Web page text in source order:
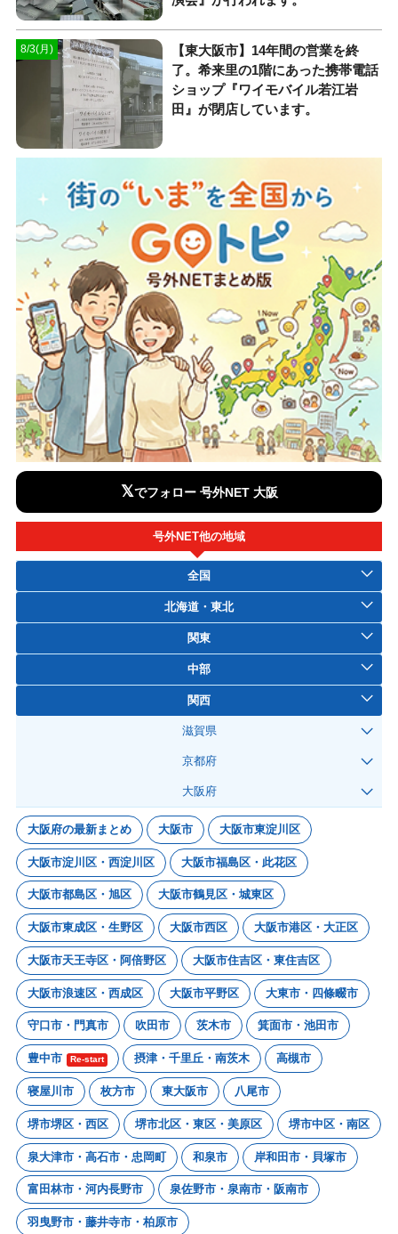
8/3(月)
【東大阪市】14年間の営業を終
了。希来里の1階にあった携帯電話
ショップ『ワイモバイル若江岩
田』が閉店しています。
𝕏でフォロー 号外NET 大阪
号外NET他の地域
全国
北海道・東北
関東
中部
関西
滋賀県
京都府
大阪府
大阪府の最新まとめ 大阪市 大阪市東淀川区
大阪市淀川区・西淀川区 大阪市福島区・此花区
大阪市都島区・旭区 大阪市鶴見区・城東区
大阪市東成区・生野区 大阪市西区 大阪市港区・大正区
大阪市天王寺区・阿倍野区 大阪市住吉区・東住吉区
大阪市浪速区・西成区 大阪市平野区 大東市・四條畷市
守口市・門真市 吹田市 茨木市 箕面市・池田市
豊中市 Re-start 摂津・千里丘・南茨木 高槻市
寝屋川市 枚方市 東大阪市 八尾市
堺市堺区・西区 堺市北区・東区・美原区 堺市中区・南区
泉大津市・高石市・忠岡町 和泉市 岸和田市・貝塚市
富田林市・河内長野市 泉佐野市・泉南市・阪南市
羽曳野市・藤井寺市・柏原市